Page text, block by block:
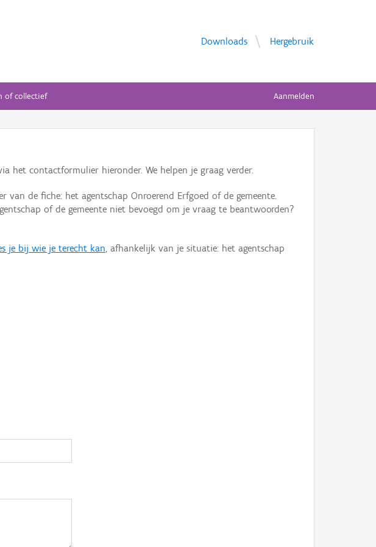
Downloads Hergebruik
of collectief Aanmelden
het contactformulier hieronder. We helpen je graag verder.
de fiche: het agentschap Onroerend Erfgoed of de gemeente.
of de gemeente niet bevoegd om je vraag te beantwoorden?
je bij wie je terecht kan, afhankelijk van je situatie: het agentschap